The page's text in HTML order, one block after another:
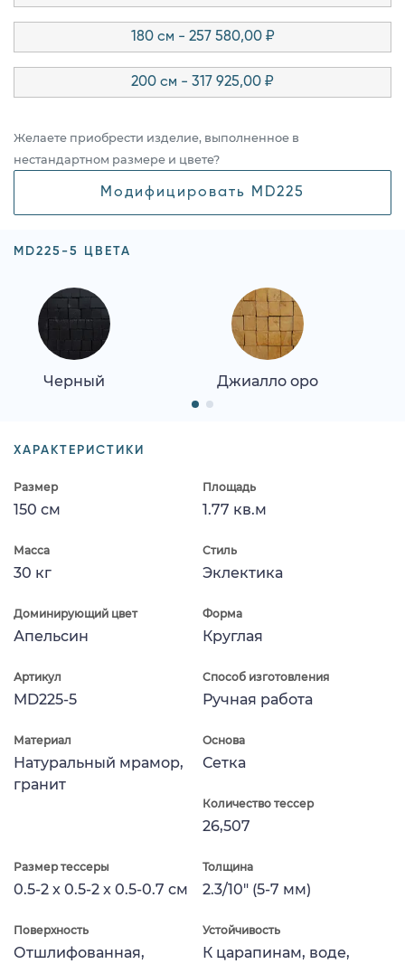
180 см - 257 580,00 ₽
200 см - 317 925,00 ₽
Желаете приобрести изделие, выполненное в
нестандартном размере и цвете?
Модифицировать MD225
MD225-5 ЦВЕТА
Черный Джиалло оро
ХАРАКТЕРИСТИКИ
Размер
150 см
Площадь
1.77 кв.м
Масса
30 кг
Стиль
Эклектика
Доминирующий цвет
Апельсин
Форма
Круглая
Артикул
MD225-5
Способ изготовления
Ручная работа
Материал
Натуральный мрамор,
гранит
Основа
Сетка
Количество тессер
26,507
Размер тессеры
0.5-2 x 0.5-2 x 0.5-0.7 см
Толщина
2.3/10" (5-7 мм)
Поверхность
Отшлифованная,
Устойчивость
К царапинам, воде,